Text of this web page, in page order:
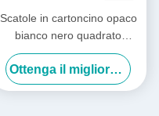
Scatole in cartoncino opaco
bianco nero quadrato
confezione regalo naturale
rigida
Ottenga il migliore prezzo